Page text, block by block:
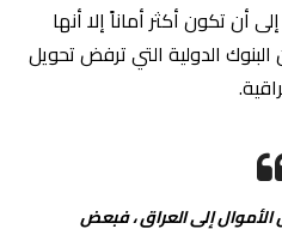
تكون أكثر أماناً إلا أنها
الدولية التي ترفض تحويل
إلى العراق ، فبعض